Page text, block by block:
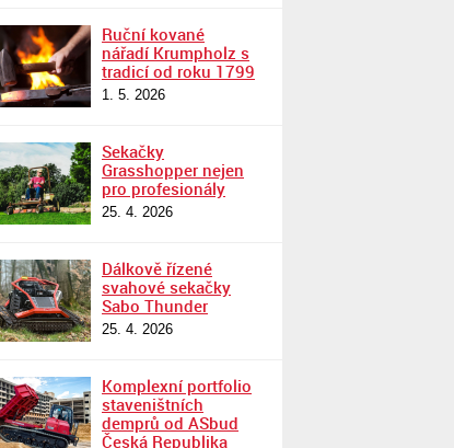
Ruční kované
nářadí Krumpholz s
tradicí od roku 1799
1. 5. 2026
Sekačky
Grasshopper nejen
pro profesionály
25. 4. 2026
Dálkově řízené
svahové sekačky
Sabo Thunder
25. 4. 2026
Komplexní portfolio
staveništních
demprů od ASbud
Česká Republika